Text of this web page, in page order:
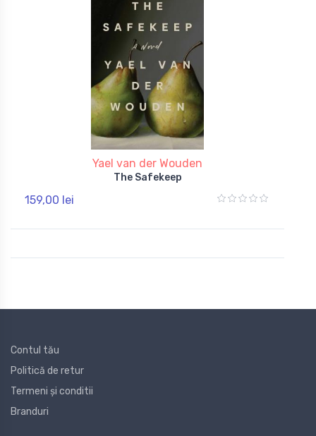
Yael van der Wouden
The Safekeep
159,00 lei
Contul tău
Politică de retur
Termeni și conditii
Branduri